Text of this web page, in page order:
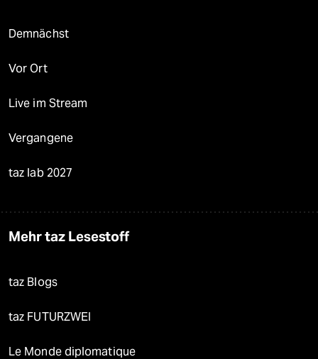
Demnächst
Vor Ort
Live im Stream
Vergangene
taz lab 2027
Mehr taz Lesestoff
taz Blogs
taz FUTURZWEI
Le Monde diplomatique